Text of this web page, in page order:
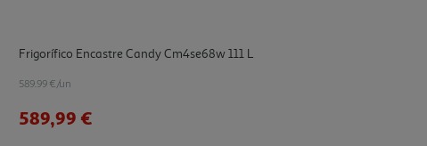
Frigorífico Encastre Candy Cm4se68w 111 L
589.99 €/un
589,99 €